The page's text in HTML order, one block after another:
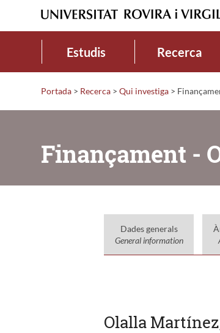
Estudis Recerca
Portada > Recerca > Qui investiga >
Finançament -
Dades generals
General information
Olalla